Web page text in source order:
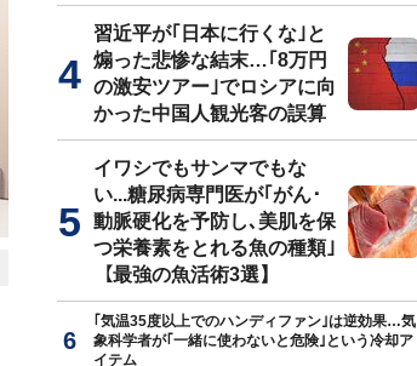
習近平が｢日本に行くな｣と
煽った悲惨な結末…｢8万円
の激安ツアー｣でロシアに向
かった中国人観光客の誤算
イワシでもサンマでもな
い...糖尿病専門医が｢がん･
動脈硬化を予防し､美肌を保
つ栄養素をとれる魚の種類｣
【最強の魚活術3選】
｢気温35度以上でのハンディファン｣は逆効果…気
象科学者が｢一緒に使わないと危険｣という冷却ア
イテム